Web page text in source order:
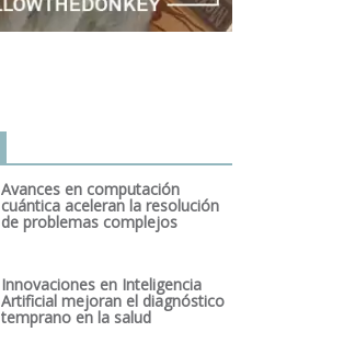
Avances en computación
cuántica aceleran la resolución
de problemas complejos
Innovaciones en Inteligencia
Artificial mejoran el diagnóstico
temprano en la salud